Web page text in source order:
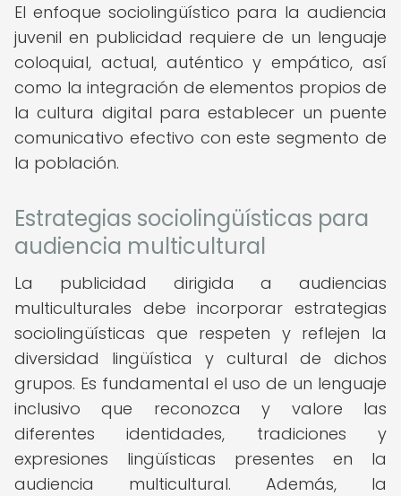
El enfoque sociolingüístico para la audiencia
juvenil en publicidad requiere de un lenguaje
coloquial, actual, auténtico y empático, así
como la integración de elementos propios de
la cultura digital para establecer un puente
comunicativo efectivo con este segmento de
la población.
Estrategias sociolingüísticas para
audiencia multicultural
La publicidad dirigida a audiencias
multiculturales debe incorporar estrategias
sociolingüísticas que respeten y reflejen la
diversidad lingüística y cultural de dichos
grupos. Es fundamental el uso de un lenguaje
inclusivo que reconozca y valore las
diferentes identidades, tradiciones y
expresiones lingüísticas presentes en la
audiencia multicultural. Además, la